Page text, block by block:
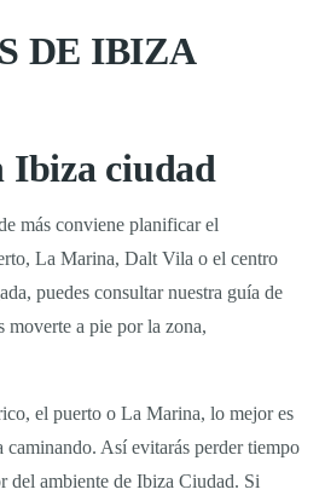
DE IBIZA
Ibiza ciudad
más conviene planificar el
La Marina, Dalt Vila o el centro
puedes consultar nuestra guía de
moverte a pie por la zona,
el puerto o La Marina, lo mejor es
Así evitarás perder tiempo
del ambiente de Ibiza Ciudad. Si